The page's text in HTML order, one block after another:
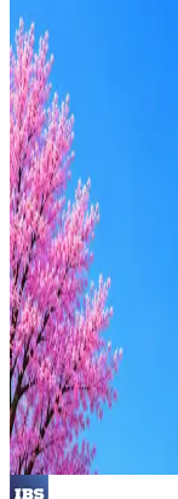
IBS
36активных
Перейти на сайт